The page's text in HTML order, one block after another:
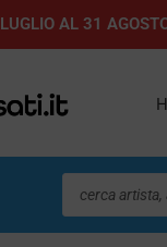
AL 31
Ricerca
prodotti